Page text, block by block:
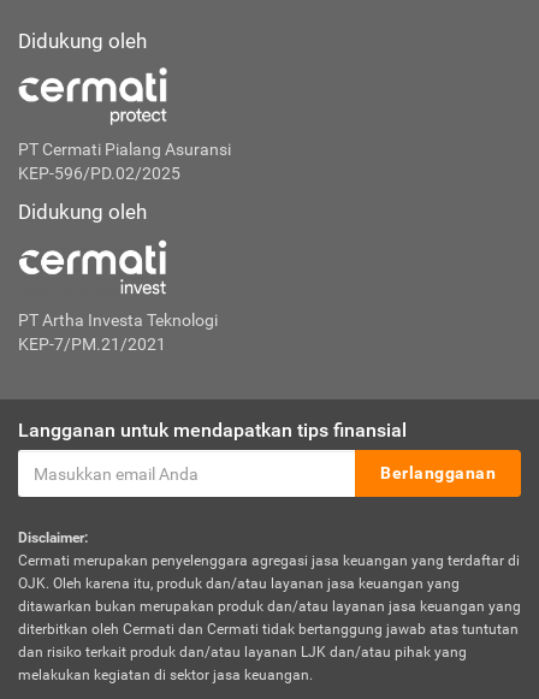
Didukung oleh
PT Cermati Pialang Asuransi
KEP-596/PD.02/2025
Didukung oleh
PT Artha Investa Teknologi
KEP-7/PM.21/2021
Langganan untuk mendapatkan tips finansial
Berlangganan
Disclaimer:
Cermati merupakan penyelenggara agregasi jasa keuangan yang terdaftar di
OJK. Oleh karena itu, produk dan/atau layanan jasa keuangan yang
ditawarkan bukan merupakan produk dan/atau layanan jasa keuangan yang
diterbitkan oleh Cermati dan Cermati tidak bertanggung jawab atas tuntutan
dan risiko terkait produk dan/atau layanan LJK dan/atau pihak yang
melakukan kegiatan di sektor jasa keuangan.